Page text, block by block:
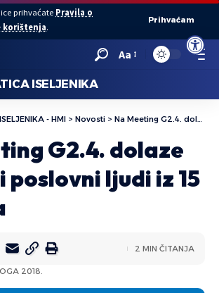
Open
prihvaćate Pravila o
korištenja.
Prihvaćam
Aa
ISELJENIKA
- HMI > Novosti > Na Meeting G2.4. dolaze uspješni poslovni ljudi iz 15 zemalja
G2.4. dolaze
poslovni ljudi iz 15
2018.
2 MIN ČITANJA